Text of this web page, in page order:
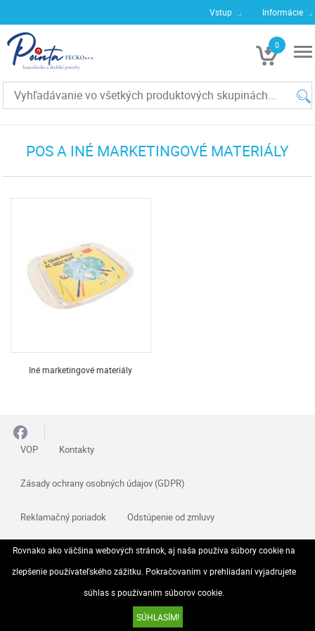
Vstup Informácie
0
€0
POS A INÉ MARKETINGOVÉ MATERIÁLY
Iné marketingové materiály
VOP Kontakty
Zásady ochrany osobných údajov (GDPR)
Reklamačný poriadok Odstúpenie od zmluvy
© 2026 Všetky práva vyhradené..
Rovnako ako väčšina webových stránok, aj naša používa súbory cookie na
zlepšenie používateľského zážitku. Pokračovaním v prehliadaní vyjadrujete
súhlas s používaním súborov cookie.
SÚHLASÍM!